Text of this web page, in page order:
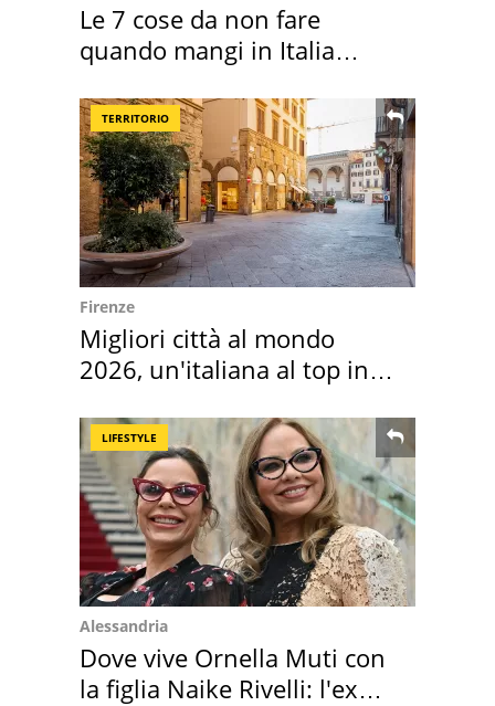
Le 7 cose da non fare
quando mangi in Italia
TERRITORIO
Firenze
Migliori città al mondo
2026, un'italiana al top in
LIFESTYLE
Alessandria
Dove vive Ornella Muti con
la figlia Naike Rivelli: l'ex